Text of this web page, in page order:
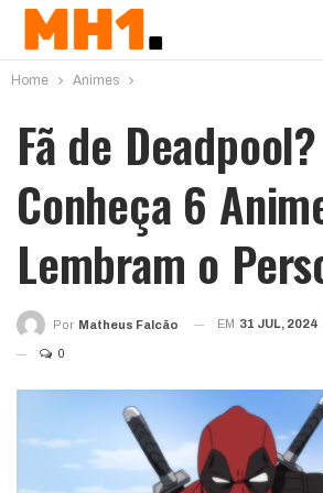
Home Animes
Fã de Deadpool?
Conheça 6
Lembram o
Por Matheus Falcão EM 31 JUL, 2024
0